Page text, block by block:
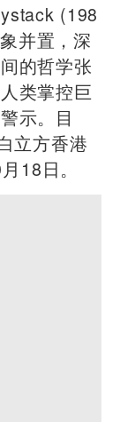
(198
并置，深
的哲学张
类掌控巨
示。目
立方香港
18日。